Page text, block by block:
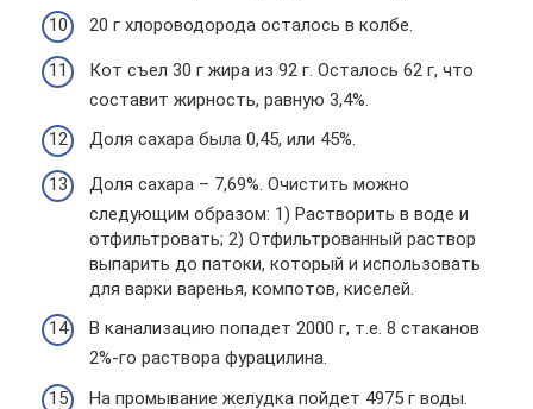
20 г хлороводорода осталось в колбе.
Кот съел 30 г жира из 92 г. Осталось 62 г, что
составит жирность, равную 3,4%.
Доля сахара была 0,45, или 45%.
Доля сахара – 7,69%. Очистить можно
следующим образом: 1) Растворить в воде и
отфильтровать; 2) Отфильтрованный раствор
выпарить до патоки, который и использовать
для варки варенья, компотов, киселей.
В канализацию попадет 2000 г, т.е. 8 стаканов
2%-го раствора фурацилина.
На промывание желудка пойдет 4975 г воды.